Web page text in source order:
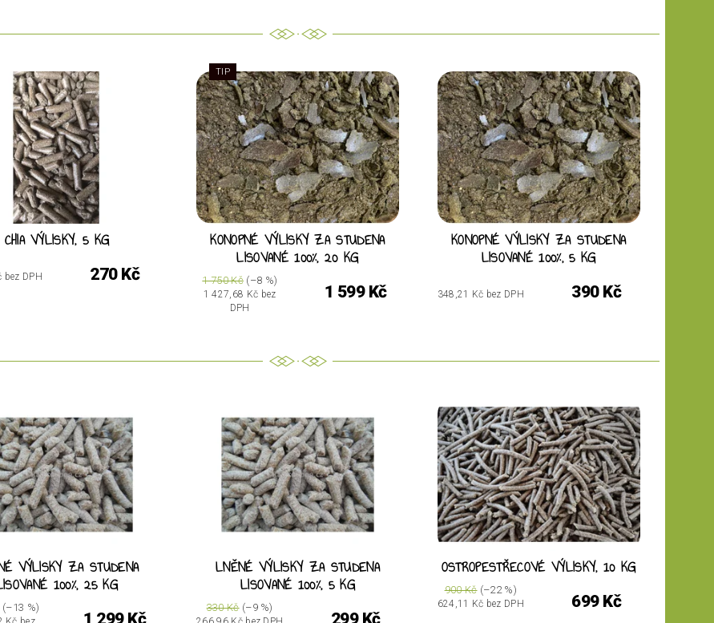
CHIA VÝLISKY, 5 KG
DPH 270 Kč
TIP
KONOPNÉ VÝLISKY ZA STUDENA
LISOVANÉ 100%, 20 KG
1 750 Kč(–8 %)
1 427,68 Kč bez
DPH
1 599 Kč
KONOPNÉ VÝLISKY ZA STUDENA
LISOVANÉ 100%, 5 KG
348,21 Kč bez DPH 390 Kč
VÝLISKY ZA STUDENA
100%, 25 KG
(–13 %)
LNĚNÉ VÝLISKY ZA STUDENA
LISOVANÉ 100%, 5 KG
330 Kč(–9 %)
OSTROPESTŘECOVÉ VÝLISKY, 10 KG
900 Kč(–22 %)
624,11 Kč bez DPH 699 Kč